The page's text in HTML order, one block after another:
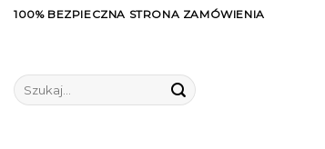
Skip100% BEZPIECZNA STRONA ZAMÓWIENIA
Szukaj: